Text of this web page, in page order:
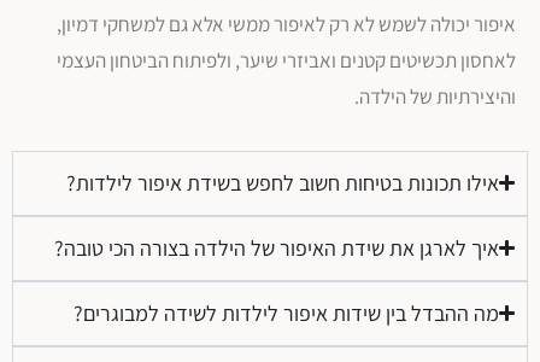
איפור יכולה לשמש לא רק לאיפור ממשי אלא גם למשחקי דמיון,
לאחסון תכשיטים קטנים ואביזרי שיער, ולפיתוח הביטחון העצמי
והיצירתיות של הילדה.
אילו תכונות בטיחות חשוב לחפש בשידת איפור לילדות?
איך לארגן את שידת האיפור של הילדה בצורה הכי טובה?
מה ההבדל בין שידות איפור לילדות לשידה למבוגרים?